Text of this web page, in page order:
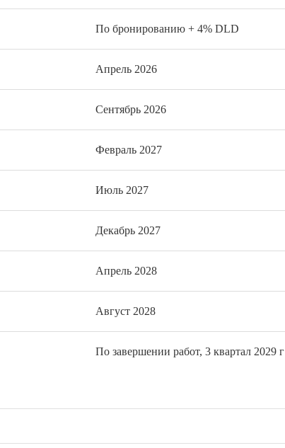
По бронированию + 4% DLD
Апрель 2026
Сентябрь 2026
Февраль 2027
Июль 2027
Декабрь 2027
Апрель 2028
Август 2028
По завершении работ, 3 квартал 2029 г